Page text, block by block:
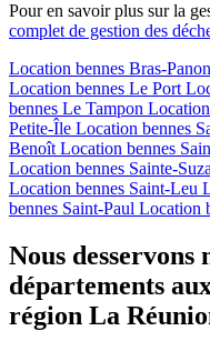
Pour en savoir plus sur la
complet de gestion des
Location bennes Bras-Panon
Location bennes Le Port
bennes Le Tampon
Petite-Île Location bennes
Benoît Location bennes
Location bennes Sainte-
Location bennes Saint-Leu
bennes Saint-Paul Location
Nous desservons
départements
région La